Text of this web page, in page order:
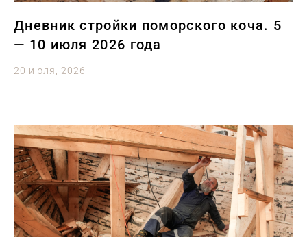
Дневник стройки поморского коча. 5
— 10 июля 2026 года
20 июля, 2026